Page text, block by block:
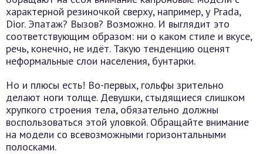
характерной резиночкой сверху, например, у Prada,
Dior. Эпатаж? Вызов? Возможно. И выглядит это
соответствующим образом: ни о каком стиле и вкусе,
речь, конечно, не идёт. Такую тенденцию оценят
неформальные слои населения, бунтарки.
Но и плюсы есть! Во-первых, гольфы зрительно
делают ноги толще. Девушки, стыдящиеся слишком
хрупкого строения тела, обязательно должны
воспользоваться этой уловкой. Обращайте внимание
на модели со всевозможными горизонтальными
полосками.